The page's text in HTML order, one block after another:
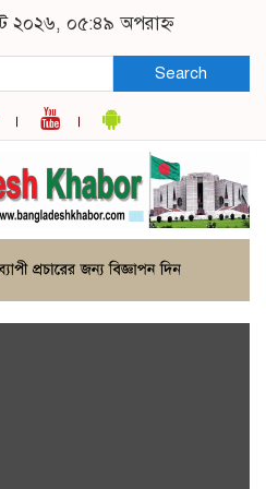
২০২৬, ০৫:৪৯ অপরাহ্ন
Search